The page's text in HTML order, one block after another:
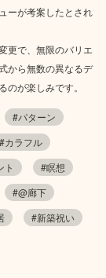
ーが考案したとされ
更で、無限のバリエ
から無数の異なるデ
が楽しみです。
#パターン
#カラフル
ト
#瞑想
#@廊下
#新築祝い